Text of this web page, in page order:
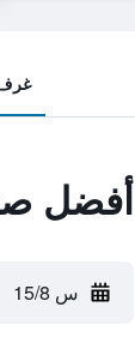
أفضل
س 15/8